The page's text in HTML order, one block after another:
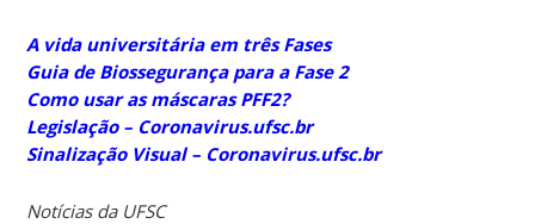
A vida universitária em três Fases
Guia de Biossegurança para a Fase 2
Como usar as máscaras PFF2?
Legislação – Coronavirus.ufsc.br
Sinalização Visual – Coronavirus.ufsc.br
Notícias da UFSC